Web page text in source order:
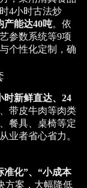
4小时古法炒
产能达40吨。依
参数系统等9项
个性化定制，确
时新鲜直达、24
带皮牛肉等肉类
餐具、桌椅等定
业者省心省力。
准化”、“小成本
方案，大幅降低